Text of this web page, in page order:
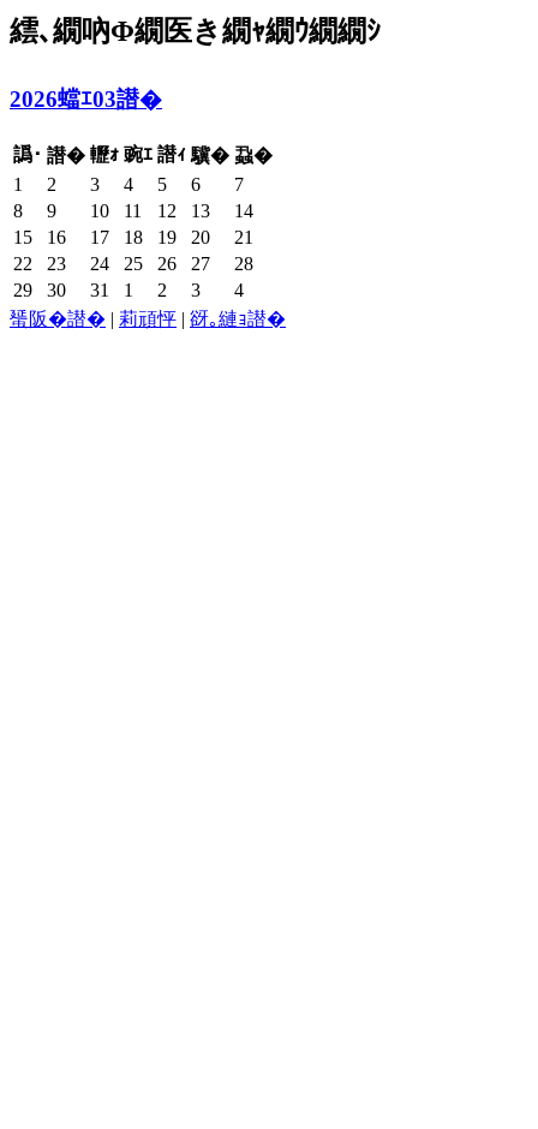
繧､繝吶Φ繝医き繝ｬ繝ｳ繝繝ｼ
2026蟷ｴ03譛�
譌･ 譛� 轣ｫ 豌ｴ 譛ｨ 驥� 蝨�
1
2 3 4 5 6
7
8
9 10 11 12 13
14
15
16 17 18 19 20
21
22
23 24 25 26 27
28
29
30 31 1 2 3
4
蜑阪�譛� | 莉頑怦 | 谺｡縺ｮ譛�